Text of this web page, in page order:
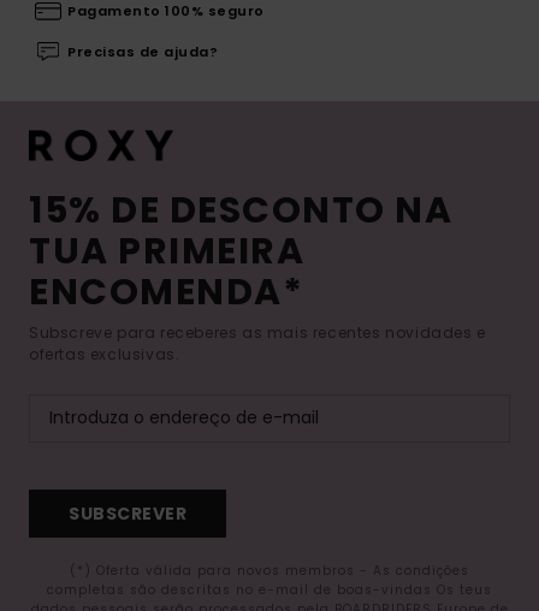
Pagamento 100% seguro
Precisas de ajuda?
15% DE DESCONTO NA
TUA PRIMEIRA
ENCOMENDA*
Subscreve para receberes as mais recentes novidades e
ofertas exclusivas.
SUBSCREVER
(*) Oferta válida para novos membros - As condições
completas são descritas no e-mail de boas-vindas Os teus